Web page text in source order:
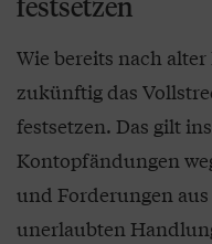
Wie bereits nach
zukünftig das
festsetzen. Das gilt
Kontopfändungen
und Forderungen
unerlaubten